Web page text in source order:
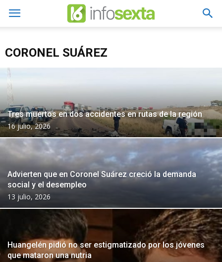
CORONEL SUÁREZ
Tres muertos en dos accidentes en rutas de la región
16 julio, 2026
Advierten que en Coronel Suárez creció la demanda
social y el desempleo
13 julio, 2026
Huangelén pidió no ser estigmatizado por los jóvenes
que mataron una nutria